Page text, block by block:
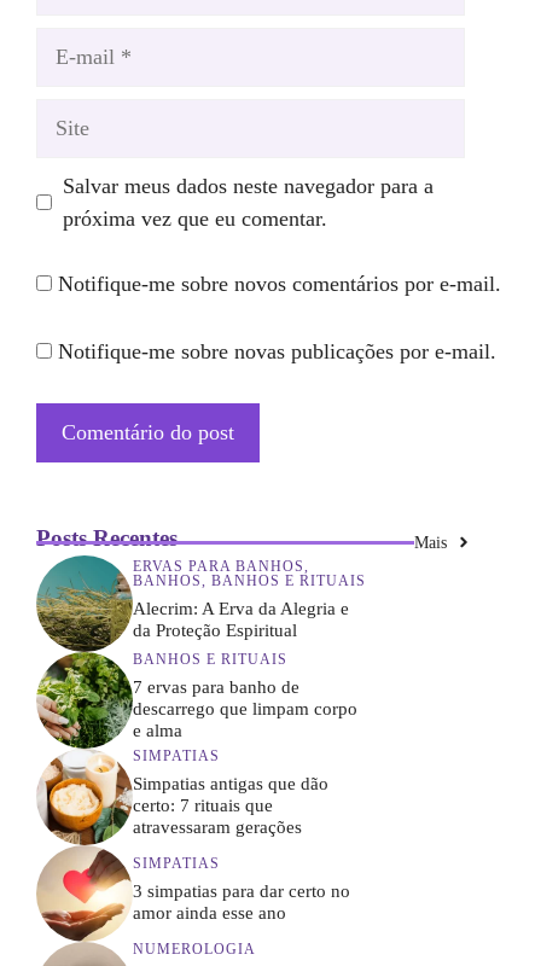
Salvar meus dados neste navegador para a
próxima vez que eu comentar.
Notifique-me sobre novos comentários por e-mail.
Notifique-me sobre novas publicações por e-mail.
Posts Recentes Mais
ERVAS PARA BANHOS,
BANHOS, BANHOS E RITUAIS
Alecrim: A Erva da Alegria e
da Proteção Espiritual
BANHOS E RITUAIS
7 ervas para banho de
descarrego que limpam corpo
e alma
SIMPATIAS
Simpatias antigas que dão
certo: 7 rituais que
atravessaram gerações
SIMPATIAS
3 simpatias para dar certo no
amor ainda esse ano
NUMEROLOGIA